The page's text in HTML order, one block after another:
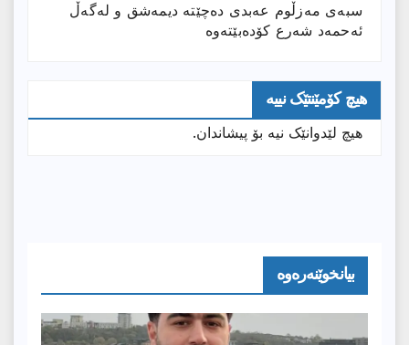
سبەی مەزڵوم عەبدی دەچێتە دیمەشق و لەگەڵ
ئەحمەد شەرع کۆدەبێتەوە
هیچ کۆمێنتێک نییە
هیچ لێدوانێک نیە بۆ پیشاندان.
بیانخوێنەرەوە